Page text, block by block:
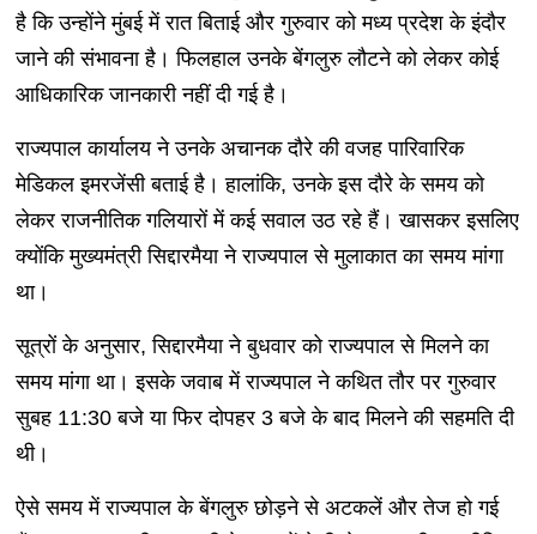
है कि उन्होंने मुंबई में रात बिताई और गुरुवार को मध्य प्रदेश के इंदौर
जाने की संभावना है। फिलहाल उनके बेंगलुरु लौटने को लेकर कोई
आधिकारिक जानकारी नहीं दी गई है।
राज्यपाल कार्यालय ने उनके अचानक दौरे की वजह पारिवारिक
मेडिकल इमरजेंसी बताई है। हालांकि, उनके इस दौरे के समय को
लेकर राजनीतिक गलियारों में कई सवाल उठ रहे हैं। खासकर इसलिए
क्योंकि मुख्यमंत्री सिद्दारमैया ने राज्यपाल से मुलाकात का समय मांगा
था।
सूत्रों के अनुसार, सिद्दारमैया ने बुधवार को राज्यपाल से मिलने का
समय मांगा था। इसके जवाब में राज्यपाल ने कथित तौर पर गुरुवार
सुबह 11:30 बजे या फिर दोपहर 3 बजे के बाद मिलने की सहमति दी
थी।
ऐसे समय में राज्यपाल के बेंगलुरु छोड़ने से अटकलें और तेज हो गई